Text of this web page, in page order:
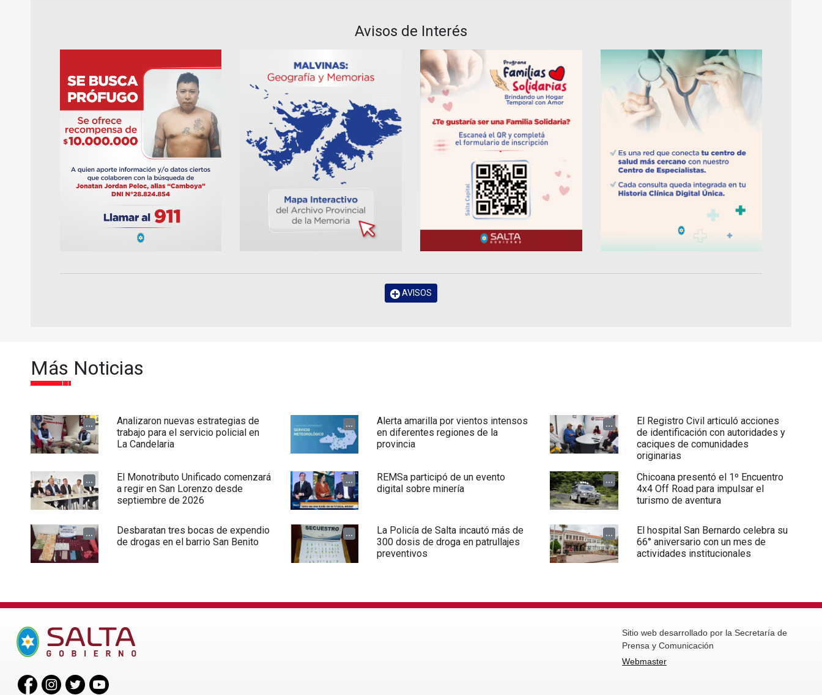
Avisos de Interés
AVISOS
Más Noticias
...
Analizaron nuevas estrategias de
trabajo para el servicio policial en
La Candelaria
...
Alerta amarilla por vientos intensos
en diferentes regiones de la
provincia
...
El Registro Civil articuló acciones
de identificación con autoridades y
caciques de comunidades
originarias
...
El Monotributo Unificado comenzará
a regir en San Lorenzo desde
septiembre de 2026
...
REMSa participó de un evento
digital sobre minería
...
Chicoana presentó el 1º Encuentro
4x4 Off Road para impulsar el
turismo de aventura
...
Desbaratan tres bocas de expendio
de drogas en el barrio San Benito
...
La Policía de Salta incautó más de
300 dosis de droga en patrullajes
preventivos
...
El hospital San Bernardo celebra su
66° aniversario con un mes de
actividades institucionales
Sitio web desarrollado por la Secretaría de
Prensa y Comunicación
Webmaster